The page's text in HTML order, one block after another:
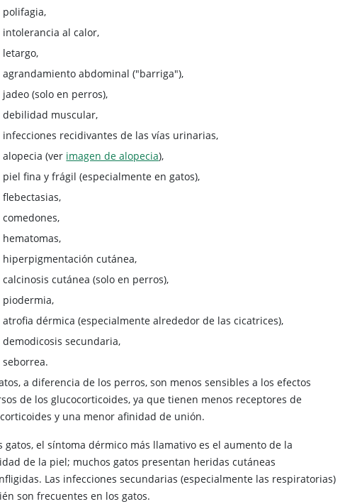
polifagia,
intolerancia al calor,
letargo,
agrandamiento abdominal ("barriga"),
jadeo (solo en perros),
debilidad muscular,
infecciones recidivantes de las vías urinarias,
alopecia (ver imagen de alopecia),
piel fina y frágil (especialmente en gatos),
flebectasias,
comedones,
hematomas,
hiperpigmentación cutánea,
calcinosis cutánea (solo en perros),
piodermia,
atrofia dérmica (especialmente alrededor de las cicatrices),
demodicosis secundaria,
seborrea.
a diferencia de los perros, son menos sensibles a los efectos
de los glucocorticoides, ya que tienen menos receptores de
y una menor afinidad de unión.
gatos, el síntoma dérmico más llamativo es el aumento de la
de la piel; muchos gatos presentan heridas cutáneas
Las infecciones secundarias (especialmente las respiratorias)
son frecuentes en los gatos.